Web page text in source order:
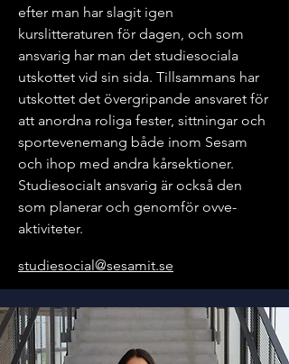
efter man har slagit igen
kurslitteraturen för dagen, och som
ansvarig har man det studiesociala
utskottet vid sin sida. Tillsammans har
utskottet det övergripande ansvaret för
att anordna roliga fester, sittningar och
sportevenemang både inom Sesam
och ihop med andra kårsektioner.
Studiesocialt ansvarig är också den
som planerar och genomför ovve-
aktiviteter.
studiesocial@sesamit.se